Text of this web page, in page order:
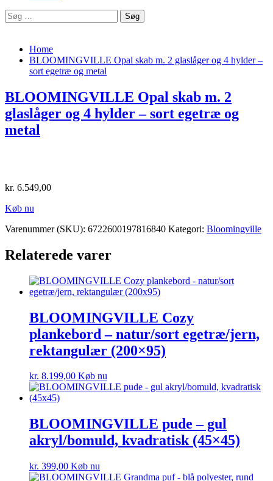
Søg
efter:
Home
BLOOMINGVILLE Opal skab m. 2 glaslåger og 4 hylder –
sort egetræ og metal
BLOOMINGVILLE Opal skab m. 2
glaslåger og 4 hylder – sort egetræ og
metal
kr. 6.549,00
Køb nu
Varenummer (SKU): 6722600197816840 Kategori: Bloomingville
Relaterede varer
BLOOMINGVILLE Cozy
plankebord – natur/sort egetræ/jern,
rektangulær (200×95)
kr. 8.199,00 Køb nu
BLOOMINGVILLE pude – gul
akryl/bomuld, kvadratisk (45×45)
kr. 399,00 Køb nu